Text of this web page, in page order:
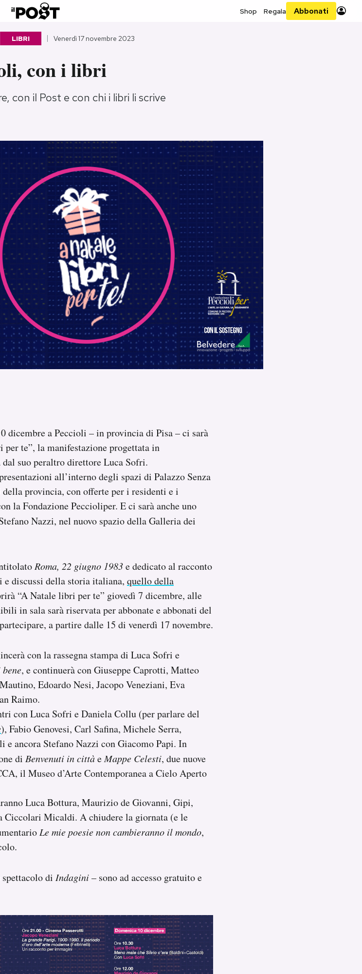
Shop Regala Abbonati
LIBRI Venerdì 17 novembre 2023
con i libri
con il Post e con chi i libri li scrive
dicembre a Peccioli – in provincia di Pisa – ci sarà
te”, la manifestazione progettata in
suo peraltro direttore Luca Sofri.
all’interno degli spazi di Palazzo Senza
provincia, con offerte per i residenti e i
la Fondazione Peccioliper. E ci sarà anche uno
Nazzi, nel nuovo spazio della Galleria dei
Roma, 22 giugno 1983e dedicato al racconto
discussi della storia italiana, quello della
“A Natale libri per te” giovedì 7 dicembre, alle
in sala sarà riservata per abbonate e abbonati del
a partire dalle 15 di venerdì 17 novembre.
con la rassegna stampa di Luca Sofri e
, e continuerà con Giuseppe Caprotti, Matteo
Edoardo Nesi, Jacopo Veneziani, Eva
Raimo.
con Luca Sofri e Daniela Collu (per parlare del
), Fabio Genovesi, Carl Safina, Michele Serra,
e ancora Stefano Nazzi con Giacomo Papi. In
di Benvenuti in cittàeMappe Celesti, due nuove
il Museo d’Arte Contemporanea a Cielo Aperto
Luca Bottura, Maurizio de Giovanni, Gipi,
Ciccolari Micaldi. A chiudere la giornata (e le
Le mie poesie non cambieranno il mondo,
di Indagini– sono ad accesso gratuito e